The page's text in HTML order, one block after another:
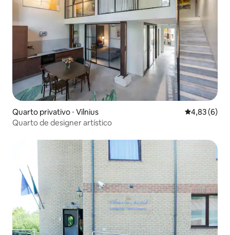
Quarto privativo ⋅ Vilnius 4,83 de uma
4,83 (6)
Quarto de designer artístico